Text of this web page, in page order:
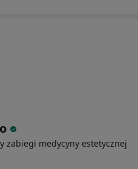
zabiegi medycyny estetycznej